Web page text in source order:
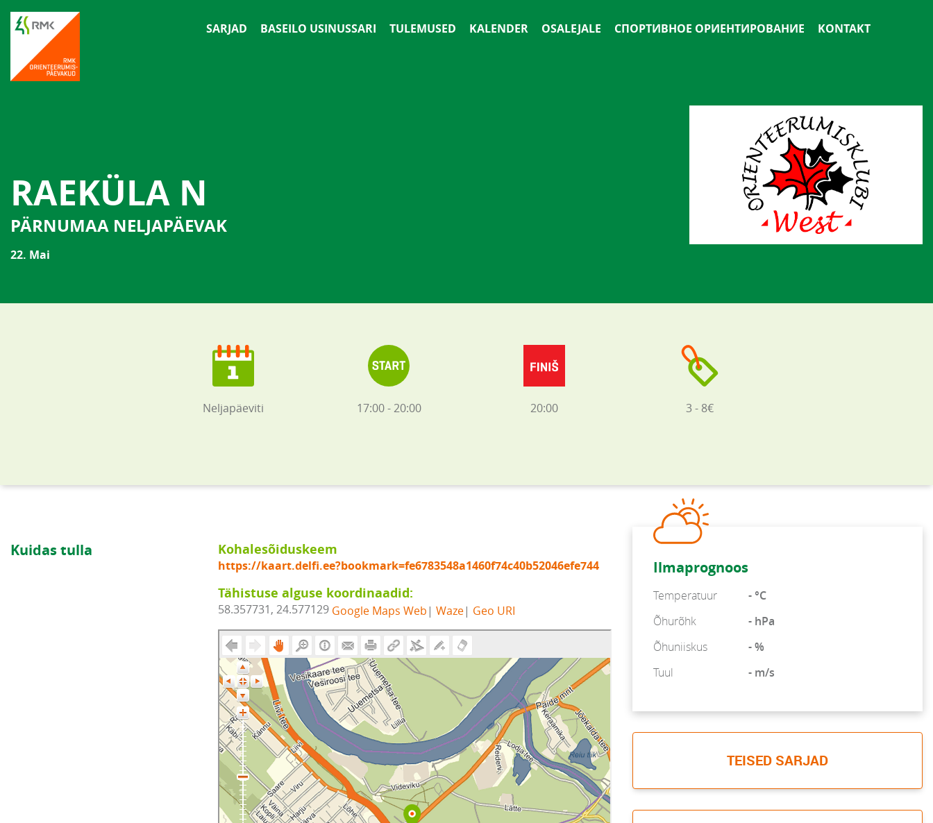
SARJAD BASEILO USINUSSARI TULEMUSED KALENDER OSALEJALE СПОРТИВНОЕ ОРИЕНТИРОВАНИЕ KONTAKT
RAEKÜLA N
PÄRNUMAA NELJAPÄEVAK
22. Mai
Neljapäeviti 17:00 - 20:00 20:00 3 - 8€
Kuidas tulla Kohalesõiduskeem
https://kaart.delfi.ee?bookmark=fe6783548a1460f74c40b52046efe744
Tähistuse alguse koordinaadid:
58.357731, 24.577129 Google Maps Web | Waze| Geo URI
Ilmaprognoos
Temperatuur
- °C
Õhurõhk
- hPa
Õhuniiskus
- %
Tuul
- m/s
TEISED SARJAD